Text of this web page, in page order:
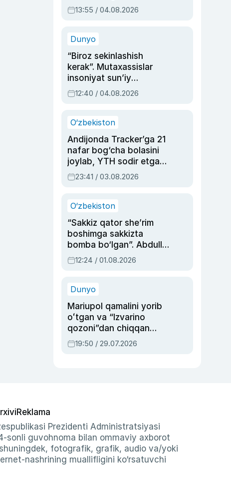
dublyaj ustasi Rimma
Ahmedovaning
13:55 / 04.08.2026
Dunyo
“Biroz sekinlashish
kerak”. Mutaxassislar
insoniyat sun’iy
intellektni boshqara
olmay qolishidan xavotir
12:40 / 04.08.2026
O‘zbekiston
Andijonda Tracker’ga 21
nafar bog‘cha bolasini
joylab, YTH sodir etgan
ayolga sud hukmi o‘qildi
23:41 / 03.08.2026
O‘zbekiston
“Sakkiz qator she’rim
boshimga sakkizta
bomba bo‘lgan”. Abdulla
Oripovni siyosiy
ayblovlardan asrab
12:24 / 01.08.2026
Dunyo
Mariupol qamalini yorib
oʻtgan va “Izvarino
qozoni”dan chiqqan
qahramon — Ukraina
armiyasi bosh
19:50 / 29.07.2026
Reklama
Prezidenti Administratsiyasi
sonli guvohnoma bilan ommaviy axborot
fotografik, grafik, audio va/yoki
nashrining muallifligini ko‘rsatuvchi